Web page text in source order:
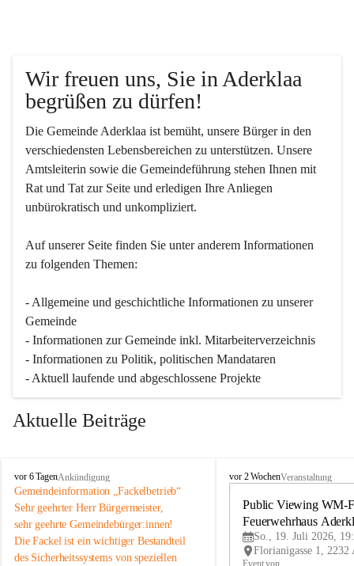
Wir freuen uns, Sie in Aderklaa
begrüßen zu dürfen!
Die Gemeinde Aderklaa ist bemüht, unsere Bürger in den
verschiedensten Lebensbereichen zu unterstützen. Unsere
Amtsleiterin sowie die Gemeindeführung stehen Ihnen mit
Rat und Tat zur Seite und erledigen Ihre Anliegen
unbürokratisch und unkompliziert.
Auf unserer Seite finden Sie un­ter an­de­rem Informationen
zu folgenden Themen:
- Allgemeine und geschichtliche Informationen zu unserer
Gemeinde
- Informationen zur Gemeinde inkl. Mitarbeiterverzeichnis
- Informationen zu Politik, politischen Mandataren
- Aktuell laufende und abgeschlossene Projekte
Aktuelle Beiträge
A
d
e
r
k
l
a
vor 6 TagenAnkündigung
Gemeindeinformation „Fackelbetrieb“
Sehr geehrter Herr Bürgermeister,
sehr geehrte Gemeindebürger:innen!
Die Fackel ist ein wichtiger Bestandteil
des Sicherheitssystems von speziellen
A
vor 2 WochenVeranstaltung
Public Viewing WM-
Feuerwehrhaus
So., 19. Juli 2026,
Event von